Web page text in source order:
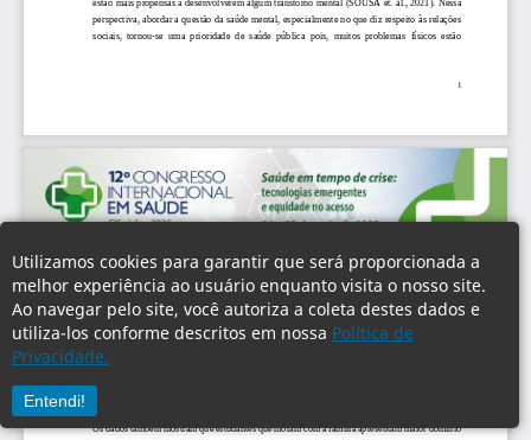
Utilizamos cookies para garantir que será proporcionada a
melhor experiência ao usuário enquanto visita o nosso site.
Ao navegar pelo site, você autoriza a coleta destes dados e
utiliza-los conforme descritos em nossa Política de
Privacidade.
Entendi!